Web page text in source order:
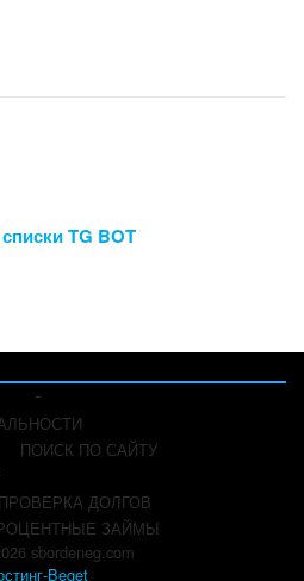
TG BOT
-
ПОИСК ПО САЙТУ
ПРОВЕРКА ДОЛГОВ
ЗАЙМЫ
sbordeneg.com
Beget